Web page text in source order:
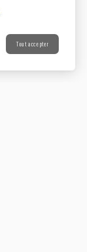
Contact
Tout accepter